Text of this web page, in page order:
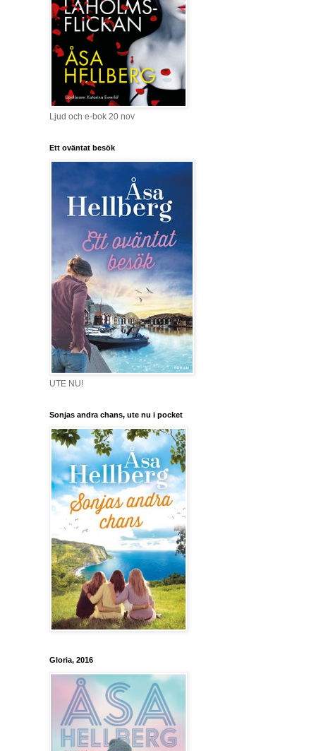
Ljud och e-bok 20 nov
Ett oväntat besök
UTE NU!
Sonjas andra chans, ute nu i pocket
Gloria, 2016